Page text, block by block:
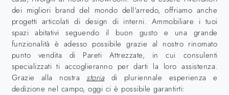
dei migliori brand del mondo dell'arredo, offriamo anche
progetti articolati di design di interni. Ammobiliare i tuoi
spazi abitativi seguendo il buon gusto e una grande
funzionalità è adesso possibile grazie al nostro rinomato
punto vendita di Pareti Attrezzate, in cui consulenti
specializzati ti accoglieranno per darti la loro assistenza.
Grazie alla nostra storiadi pluriennale esperienza e
dedizione nel campo, oggi ci è possibile garantirti: